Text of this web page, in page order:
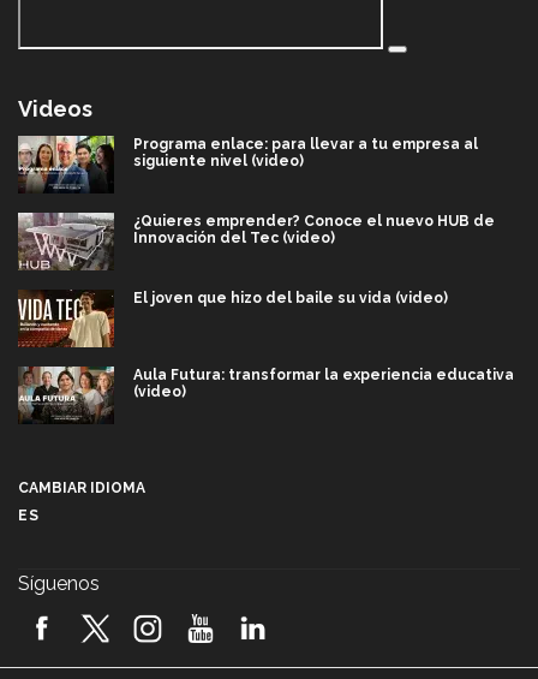
Videos
Programa enlace: para llevar a tu empresa al
siguiente nivel (video)
¿Quieres emprender? Conoce el nuevo HUB de
Innovación del Tec (video)
El joven que hizo del baile su vida (video)
Aula Futura: transformar la experiencia educativa
(video)
2026! (video)
CAMBIAR IDIOMA
ES
Síguenos